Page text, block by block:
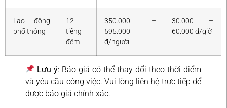
Lao động
phổ thông
12
tiếng
đêm
350.000 –
595.000
đ/người
30.000 –
60.000 đ/giờ
Lưu ý: Báo giá có thể thay đổi theo thời điểm
và yêu cầu công việc. Vui lòng liên hệ trực tiếp để
được báo giá chính xác.